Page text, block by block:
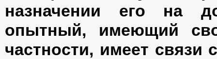
назначении его на
опытный, имеющий
частности, имеет